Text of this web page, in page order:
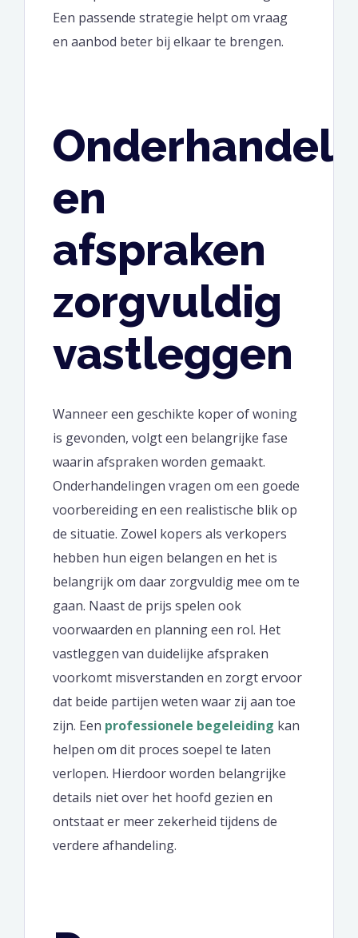
Een passende strategie helpt om vraag
en aanbod beter bij elkaar te brengen.
en
afspraken
zorgvuldig
vastleggen
Wanneer een geschikte koper of woning
is gevonden, volgt een belangrijke fase
waarin afspraken worden gemaakt.
Onderhandelingen vragen om een goede
voorbereiding en een realistische blik op
de situatie. Zowel kopers als verkopers
hebben hun eigen belangen en het is
belangrijk om daar zorgvuldig mee om te
gaan. Naast de prijs spelen ook
voorwaarden en planning een rol. Het
vastleggen van duidelijke afspraken
voorkomt misverstanden en zorgt ervoor
dat beide partijen weten waar zij aan toe
zijn. Een professionele begeleiding kan
helpen om dit proces soepel te laten
verlopen. Hierdoor worden belangrijke
details niet over het hoofd gezien en
ontstaat er meer zekerheid tijdens de
verdere afhandeling.